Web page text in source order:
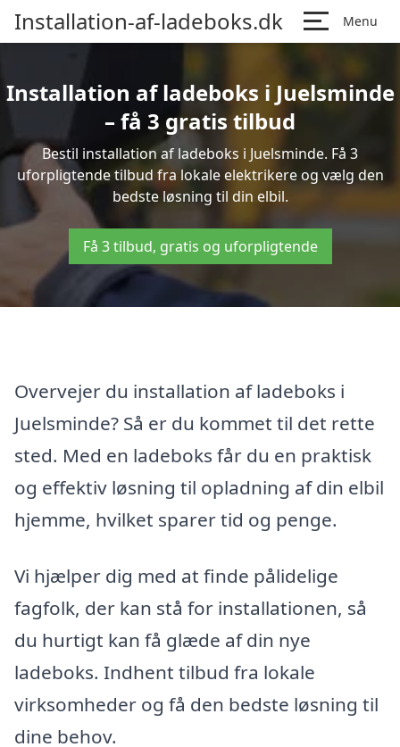
Installation-af-ladeboks.dk Menu
Installation af ladeboks i Juelsminde
– få 3 gratis tilbud
Bestil installation af ladeboks i Juelsminde. Få 3
uforpligtende tilbud fra lokale elektrikere og vælg den
bedste løsning til din elbil.
Få 3 tilbud, gratis og uforpligtende
Overvejer du installation af ladeboks i
Juelsminde? Så er du kommet til det rette
sted. Med en ladeboks får du en praktisk
og effektiv løsning til opladning af din elbil
hjemme, hvilket sparer tid og penge.
Vi hjælper dig med at finde pålidelige
fagfolk, der kan stå for installationen, så
du hurtigt kan få glæde af din nye
ladeboks. Indhent tilbud fra lokale
virksomheder og få den bedste løsning til
dine behov.